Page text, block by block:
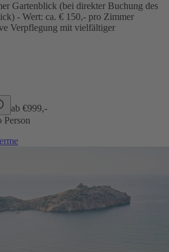
Gartenblick (bei direkter Buchung des
- Wert: ca. € 150,- pro Zimmer
Verpflegung mit vielfältiger
ab €999,-
Person